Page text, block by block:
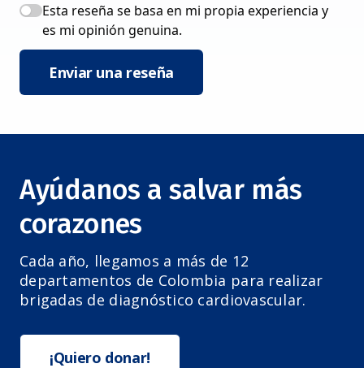
Esta reseña se basa en mi propia experiencia y
es mi opinión genuina.
Enviar una reseña
Ayúdanos a salvar más
corazones
Cada año, llegamos a más de 12
departamentos de Colombia para realizar
brigadas de diagnóstico cardiovascular.
¡Quiero donar!